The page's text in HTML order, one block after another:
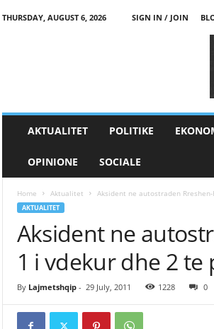
THURSDAY, AUGUST 6, 2026 SIGN IN / JOIN
AKTUALITET POLITIKE
OPINIONE SOCIALE
Home Aktualitet Aksident ne autostraden
AKTUALITET
Aksident ne
1 i vdekur dhe 2 te
By Lajmetshqip- 29 July, 2011 1228 0